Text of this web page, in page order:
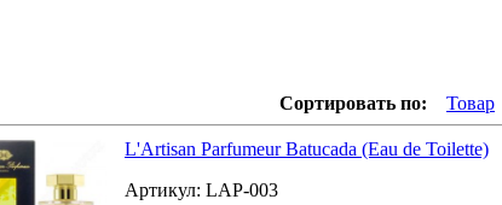
Сортировать по: Товар
L'Artisan Parfumeur Batucada (Eau de Toilette)
Артикул: LAP-003